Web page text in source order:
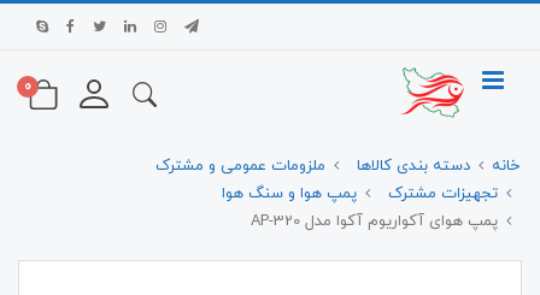
0
خانه دسته بندی کالاها
ملزومات عمومی و مشترک
تجهیزات مشترک
پمپ هوا و سنگ هوا
پمپ هوای آکواریوم آکوا مدل AP-320